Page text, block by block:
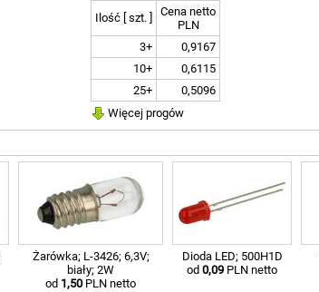
Ilość [ szt. ]
Cena netto
PLN
3+
0,9167
10+
0,6115
25+
0,5096
Więcej progów
Żarówka; L-3426; 6,3V;
biały; 2W
od 1,50 PLN netto
Dioda LED; 500H1D
od 0,09 PLN netto